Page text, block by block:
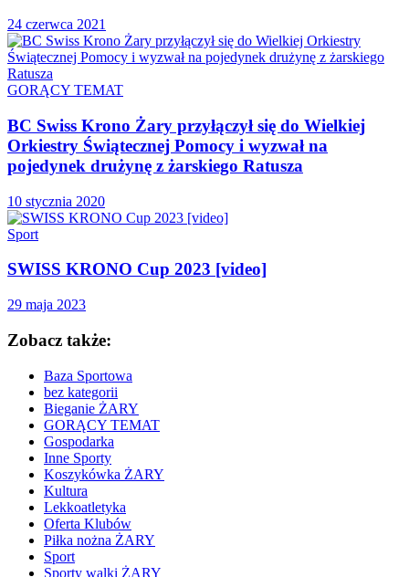
24 czerwca 2021
GORĄCY TEMAT
BC Swiss Krono Żary przyłączył się do Wielkiej
Orkiestry Świątecznej Pomocy i wyzwał na
pojedynek drużynę z żarskiego Ratusza
10 stycznia 2020
Sport
SWISS KRONO Cup 2023 [video]
29 maja 2023
Zobacz także:
Baza Sportowa
bez kategorii
Bieganie ŻARY
GORĄCY TEMAT
Gospodarka
Inne Sporty
Koszykówka ŻARY
Kultura
Lekkoatletyka
Oferta Klubów
Piłka nożna ŻARY
Sport
Sporty walki ŻARY